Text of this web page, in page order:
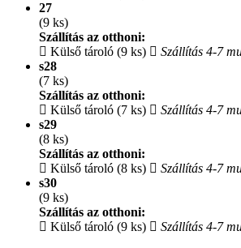
27
(9 ks)
Szállítás az otthoni:
Külső tároló (9 ks)
Szállítás 4-7
s28
(7 ks)
Szállítás az otthoni:
Külső tároló (7 ks)
Szállítás 4-7
s29
(8 ks)
Szállítás az otthoni:
Külső tároló (8 ks)
Szállítás 4-7
s30
(9 ks)
Szállítás az otthoni:
Külső tároló (9 ks)
Szállítás 4-7